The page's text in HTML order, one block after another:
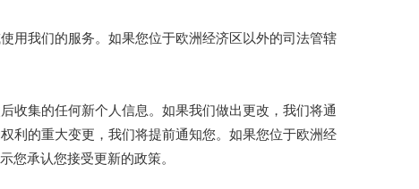
用我们的服务。如果您位于欧洲经济区以外的司法管辖
收集的任何新个人信息。如果我们做出更改，我们将通
利的重大变更，我们将提前通知您。如果您位于欧洲经
您承认您接受更新的政策。